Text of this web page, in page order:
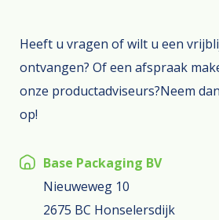
Heeft u vragen of wilt u een
ontvangen? Of een afspraak
onze productadviseurs?Neem
op!
Base Packaging BV
Nieuweweg 10
2675 BC Honselersdijk